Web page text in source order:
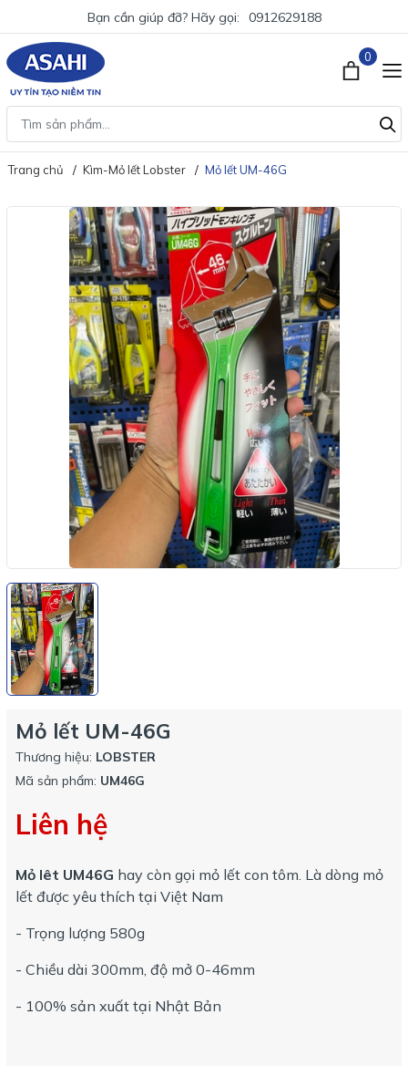
Bạn cần giúp đỡ? Hãy gọi: 0912629188
0
Trang chủ Kìm-Mỏ lết Lobster Mỏ lết UM-46G
Mỏ lết UM-46G
Thương hiệu: LOBSTER
Mã sản phẩm: UM46G
Liên hệ
Mỏ lêt UM46G hay còn gọi mỏ lết con tôm. Là dòng mỏ
lết được yêu thích tại Việt Nam
- Trọng lượng 580g
- Chiều dài 300mm, độ mở 0-46mm
- 100% sản xuất tại Nhật Bản